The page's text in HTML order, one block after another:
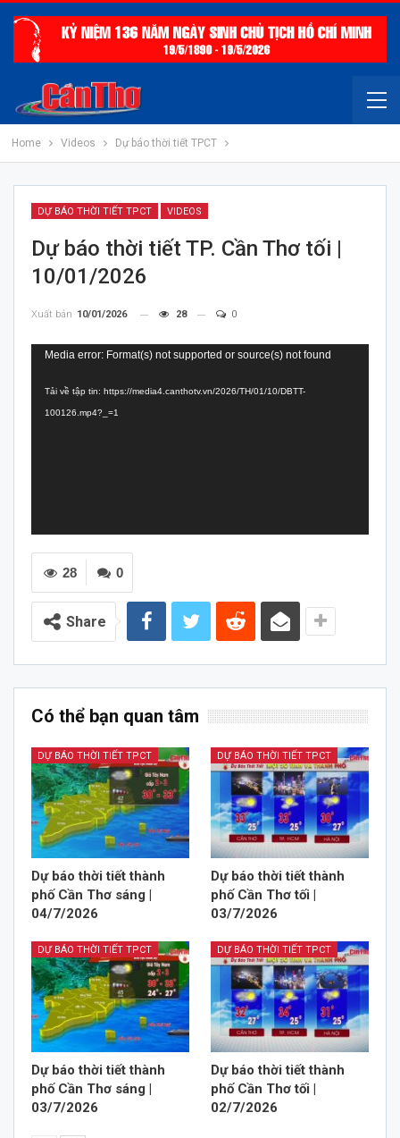
Home Videos Dự báo thời tiết TPCT
DỰ BÁO THỜI TIẾT TPCT VIDEOS
Dự báo thời tiết TP. Cần Thơ tối |
10/01/2026
Xuất bản 10/01/2026 28 0
Trình
Video
Media error: Format(s) not supported or source(s) not found
Tải về tập tin: https://media4.canthotv.vn/2026/TH/01/10/DBTT-
100126.mp4?_=1
0
28
Share
Có thể bạn quan tâm
DỰ BÁO THỜI TIẾT TPCT
Dự báo thời tiết thành
phố Cần Thơ sáng |
04/7/2026
DỰ BÁO THỜI TIẾT TPCT
Dự báo thời tiết thành
phố Cần Thơ tối |
03/7/2026
DỰ BÁO THỜI TIẾT TPCT
Dự báo thời tiết thành
phố Cần Thơ sáng |
03/7/2026
DỰ BÁO THỜI TIẾT TPCT
Dự báo thời tiết thành
phố Cần Thơ tối |
02/7/2026